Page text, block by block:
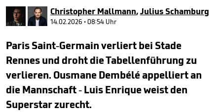
seconds
40
seconds
Christopher Mallmann,Julius Schamburg
14.02.2026 • 08:54 Uhr
Paris Saint-Germain verliert bei Stade
Rennes und droht die Tabellenführung zu
verlieren. Ousmane Dembélé appelliert an
die Mannschaft - Luis Enrique weist den
Superstar zurecht.